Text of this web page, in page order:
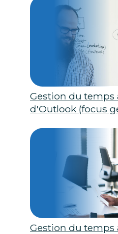
Gestion du temps
d'Outlook (focus
Gestion du temps